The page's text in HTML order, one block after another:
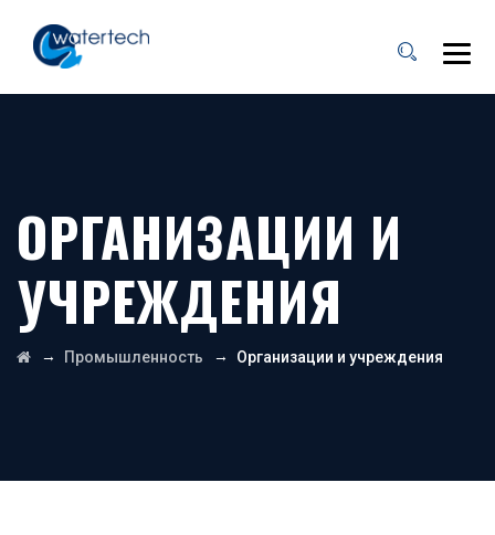
ОРГАНИЗАЦИИ И
УЧРЕЖДЕНИЯ
→ Промышленность → Организации и учреждения